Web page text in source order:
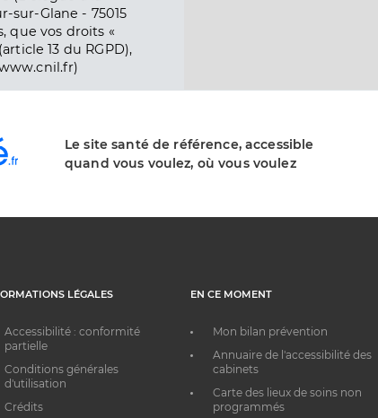
sur-Glane - 75015
que vos droits «
13 du RGPD),
Le site santé de référence, accessible
quand vous voulez, où vous voulez
LÉGALES
Accessibilité : conformité
partielle
Conditions générales
d'utilisation
Crédits
EN CE MOMENT
Mon bilan prévention
Annuaire de l'accessibilité des
cabinets
Carte des lieux de soins non
programmés